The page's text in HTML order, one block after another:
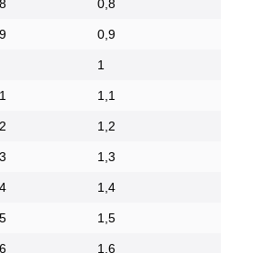
0,8
0,9
1
1,1
1,2
1,3
1,4
1,5
1,6